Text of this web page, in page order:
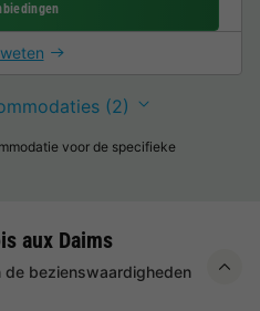
(2)
voor de specifieke
aux Daims
de bezienswaardigheden